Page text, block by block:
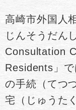
高崎市外国人
じんそうだん
Consultation
Residents」
の手続（てつ
宅（じゅうた